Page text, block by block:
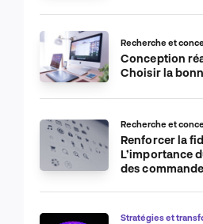
Recherche et
Conception
Choisir la
Recherche et
Renforcer la
L’importance
des
Stratégies et